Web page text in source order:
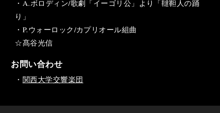
・A.ボロディン/歌劇「イーゴリ公」より「韃靼人の踊
り」
・P.ウォーロック/カプリオール組曲
☆髙谷光信
お問い合わせ
・ 関西大学交響楽団